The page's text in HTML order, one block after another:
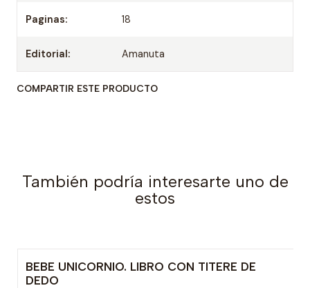
Paginas: 18
Editorial: Amanuta
COMPARTIR ESTE PRODUCTO
También podría interesarte uno de
estos
-15% OFF
BEBE UNICORNIO. LIBRO CON TITERE DE
DEDO